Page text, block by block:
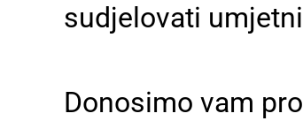
sudjelovati
Donosimo vam